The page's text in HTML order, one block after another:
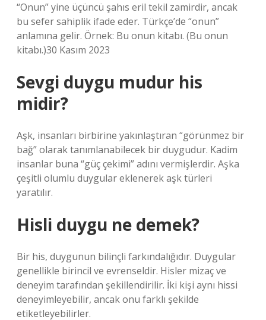
“Onun” yine üçüncü şahıs eril tekil zamirdir, ancak
bu sefer sahiplik ifade eder. Türkçe’de “onun”
anlamına gelir. Örnek: Bu onun kitabı. (Bu onun
kitabı.)30 Kasım 2023
Sevgi duygu mudur his
midir?
Aşk, insanları birbirine yakınlaştıran “görünmez bir
bağ” olarak tanımlanabilecek bir duygudur. Kadim
insanlar buna “güç çekimi” adını vermişlerdir. Aşka
çeşitli olumlu duygular eklenerek aşk türleri
yaratılır.
Hisli duygu ne demek?
Bir his, duygunun bilinçli farkındalığıdır. Duygular
genellikle birincil ve evrenseldir. Hisler mizaç ve
deneyim tarafından şekillendirilir. İki kişi aynı hissi
deneyimleyebilir, ancak onu farklı şekilde
etiketleyebilirler.